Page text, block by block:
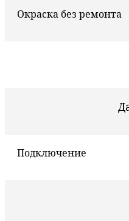
Окраска без ремонта
Подключение